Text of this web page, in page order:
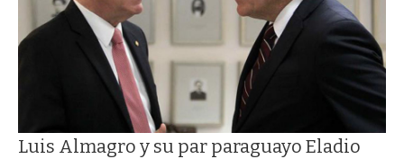
Luis Almagro y su par paraguayo Eladio